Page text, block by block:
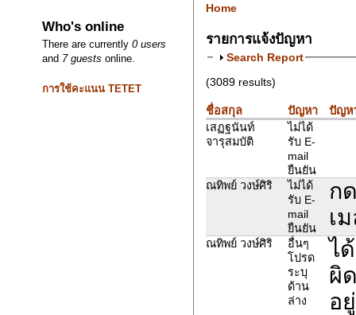
Who's online
There are currently0 users
and 7 guests online.
การใช้คะแนน TETET
Home
รายการแจ้งปัญหา
Search Report
(3089 results)
ชื่อสกุล ปัญหา
ปัญห
เสฏฐนันท์
จารุสมบัติ
ไม่ได้
รับ E-
mail
ยืนยัน
ณทิพย์ วงษ์ศิริ
ไม่ได้
รับ E-
mail
ยืนยัน
ก
เ
ณทิพย์ วงษ์ศิริ
อื่นๆ
โปรด
ระบุ
ด้าน
ล่าง
ไ
ผิ
อ